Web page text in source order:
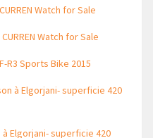
Watch for Sale
Watch for Sale
R3 Sports Bike 2015
à Elgorjani- superficie 420
Elgorjani- superficie 420